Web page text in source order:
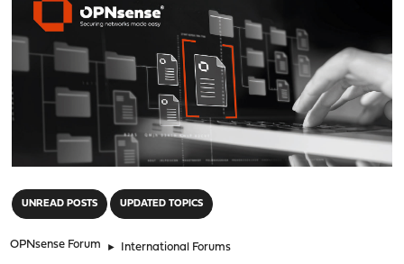
UNREAD POSTS UPDATED TOPICS
OPNsense Forum ► International Forums